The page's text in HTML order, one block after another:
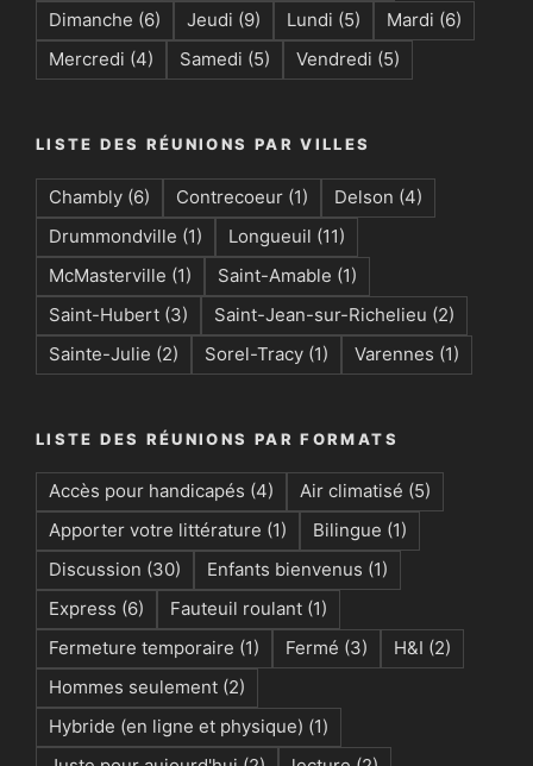
Dimanche (6) Jeudi (9) Lundi (5) Mardi (6)
Mercredi (4) Samedi (5) Vendredi (5)
LISTE DES RÉUNIONS PAR VILLES
Chambly (6) Contrecoeur (1) Delson (4)
Drummondville (1) Longueuil (11)
McMasterville (1) Saint-Amable (1)
Saint-Hubert (3) Saint-Jean-sur-Richelieu (2)
Sainte-Julie (2) Sorel-Tracy (1) Varennes (1)
LISTE DES RÉUNIONS PAR FORMATS
Accès pour handicapés (4) Air climatisé (5)
Apporter votre littérature (1) Bilingue (1)
Discussion (30) Enfants bienvenus (1)
Express (6) Fauteuil roulant (1)
Fermeture temporaire (1) Fermé (3) H&I (2)
Hommes seulement (2)
Hybride (en ligne et physique) (1)